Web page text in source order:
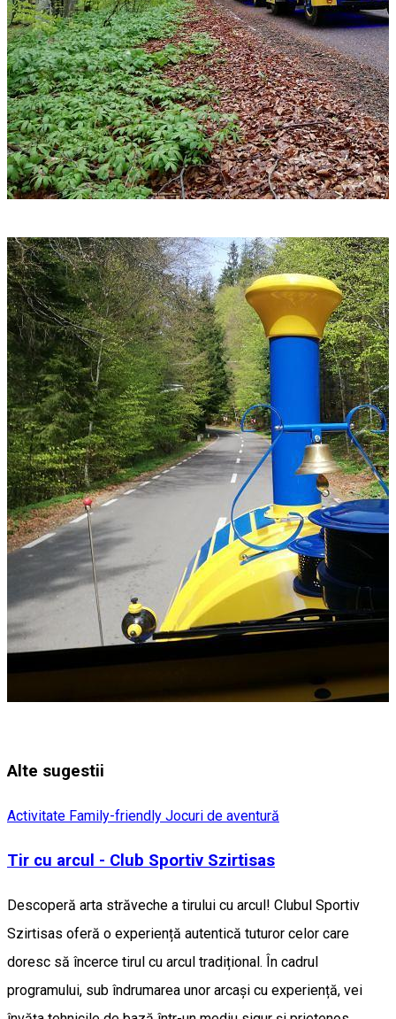
Alte sugestii
Activitate Family-friendly Jocuri de aventură
Tir cu arcul - Club Sportiv Szirtisas
Descoperă arta străveche a tirului cu arcul! Clubul Sportiv
Szirtisas oferă o experiență autentică tuturor celor care
doresc să încerce tirul cu arcul tradițional. În cadrul
programului, sub îndrumarea unor arcași cu experiență, vei